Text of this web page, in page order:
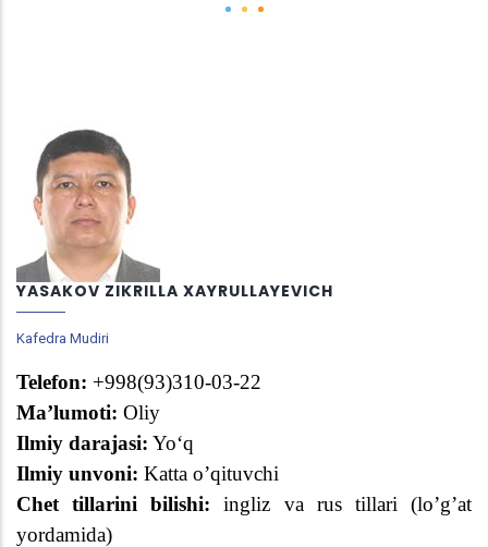
YASAKOV ZIKRILLA XAYRULLAYEVICH
Kafedra Mudiri
Telefon: +998(93)310-03-22
Ma’lumoti: Oliy
Ilmiy darajasi: Yoʻq
Ilmiy unvoni: Katta o’qituvchi
Chet tillarini bilishi: ingliz va rus tillari (lo’g’at
yordamida)